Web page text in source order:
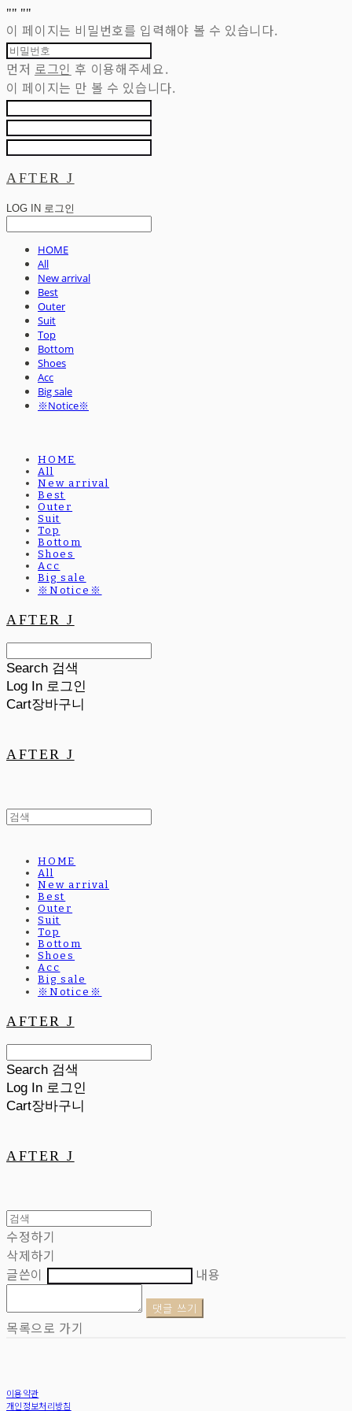
"" ""
이 페이지는 비밀번호를 입력해야 볼 수 있습니다.
먼저 로그인 후 이용해주세요.
이 페이지는 만 볼 수 있습니다.
AFTER J
LOG IN 로그인
HOME
All
New arrival
Best
Outer
Suit
Top
Bottom
Shoes
Acc
Big sale
※Notice※
HOME
All
New arrival
Best
Outer
Suit
Top
Bottom
Shoes
Acc
Big sale
※Notice※
AFTER J
Search 검색
Log In 로그인
Cart장바구니
AFTER J
HOME
All
New arrival
Best
Outer
Suit
Top
Bottom
Shoes
Acc
Big sale
※Notice※
AFTER J
Search 검색
Log In 로그인
Cart장바구니
AFTER J
수정하기
삭제하기
글쓴이
내용
댓글 쓰기
목록으로 가기
이용약관
개인정보처리방침